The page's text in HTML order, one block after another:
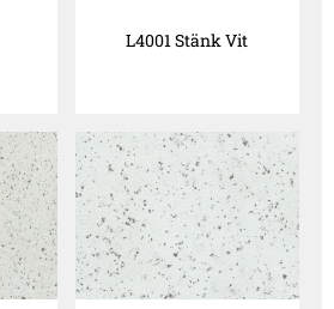
L4001 Stänk Vit